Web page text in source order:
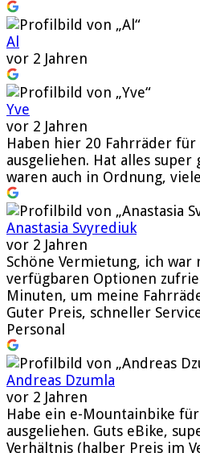
Al
vor 2 Jahren
Yve
vor 2 Jahren
Haben hier 20 Fahrräder für
ausgeliehen. Hat alles
waren auch in Ordnung,
Anastasia Svyrediuk
vor 2 Jahren
Schöne Vermietung, ich
verfügbaren Optionen
Minuten, um meine
Guter Preis, schneller
Personal
Andreas Dzumla
vor 2 Jahren
Habe ein e-Mountainbike
ausgeliehen. Guts eBike,
Verhältnis (halber Preis im